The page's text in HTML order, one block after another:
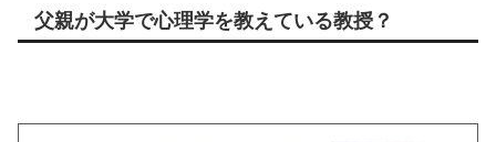
父親が大学で心理学を教えている教授？